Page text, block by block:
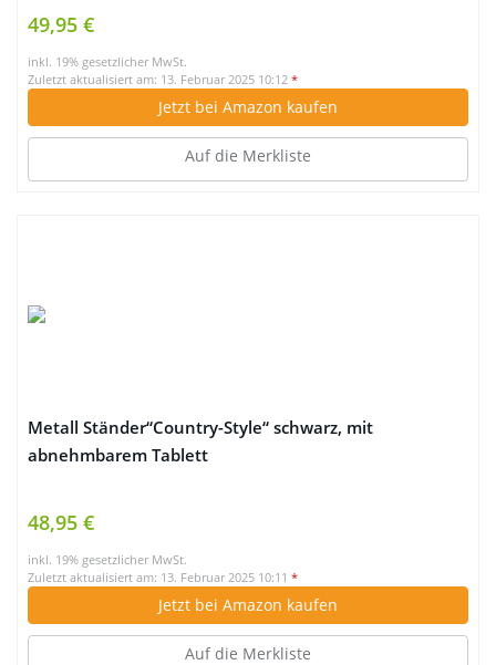
49,95 €
inkl. 19% gesetzlicher MwSt.
Zuletzt aktualisiert am: 13. Februar 2025 10:12 *
Jetzt bei Amazon kaufen
Auf die Merkliste
Metall Ständer“Country-Style“ schwarz, mit
abnehmbarem Tablett
48,95 €
inkl. 19% gesetzlicher MwSt.
Zuletzt aktualisiert am: 13. Februar 2025 10:11 *
Jetzt bei Amazon kaufen
Auf die Merkliste